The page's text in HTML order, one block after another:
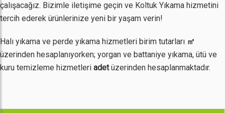
çalışacağız. Bizimle iletişime geçin ve Koltuk Yıkama hizmetini
tercih ederek ürünlerinize yeni bir yaşam verin!
Halı yıkama ve perde yıkama hizmetleri birim tutarları ㎡
üzerinden hesaplanıyorken; yorgan ve battaniye yıkama, ütü ve
kuru temizleme hizmetleri adetüzerinden hesaplanmaktadır.